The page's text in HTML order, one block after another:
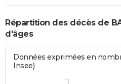
Répartition des décès de
d'âges
Données exprimées en
Insee)